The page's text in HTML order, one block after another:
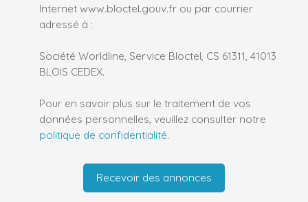
Internet www.bloctel.gouv.fr ou par courrier
adressé à :
Société Worldline, Service Bloctel, CS 61311, 41013
BLOIS CEDEX.
Pour en savoir plus sur le traitement de vos
données personnelles, veuillez consulter notre
politique de confidentialité.
Recevoir des annonces